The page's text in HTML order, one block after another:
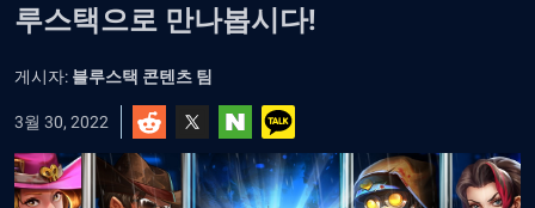
루스택으로 만나봅시다!
게시자: 블루스택 콘텐츠 팀
3월 30, 2022